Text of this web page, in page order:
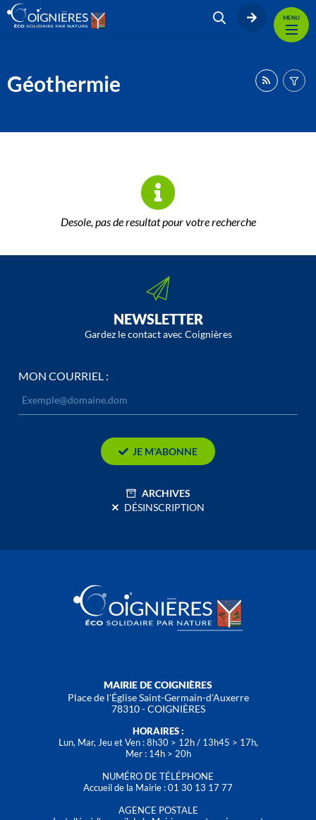
MENU
Géothermie
Desole, pas de resultat pour votre recherche
NEWSLETTER
Gardez le contact avec Coignières
MON COURRIEL :
JE M’ABONNE
ARCHIVES
DÉSINSCRIPTION
MAIRIE DE COIGNIÈRES
Place de l'Église Saint-Germain-d'Auxerre
78310 - COIGNIÈRES
HORAIRES :
Lun, Mar, Jeu et Ven : 8h30 > 12h / 13h45 > 17h,
Mer : 14h > 20h
NUMÉRO DE TÉLÉPHONE
Accueil de la Mairie : 01 30 13 17 77
AGENCE POSTALE